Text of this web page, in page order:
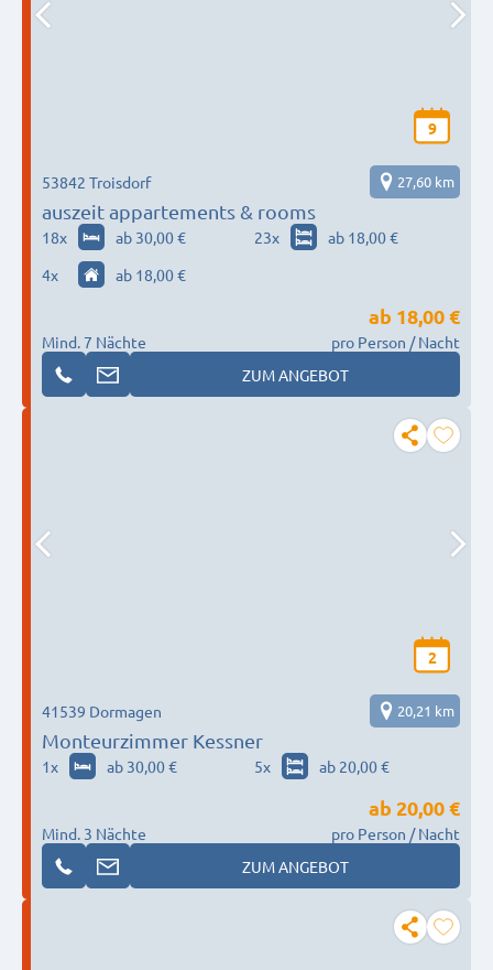
9
auszeit appartements & rooms
53842 Troisdorf 27,60 km
18x ab 30,00 € 23x
ab 18,00 €
4x ab 18,00 €
Mind. 7 Nächte
ab 18,00 €
pro Person / Nacht
ZUM ANGEBOT
2
Monteurzimmer Kessner
41539 Dormagen 20,21 km
1x ab 30,00 € 5x ab 20,00 €
Mind. 3 Nächte
ab 20,00 €
pro Person / Nacht
ZUM ANGEBOT